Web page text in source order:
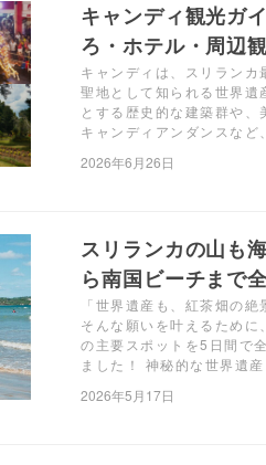
キャンディ観光ガ
ろ・ホテル・周辺
キャンディは、スリラン
聖地として知られる世界
とする歴史的な建築群や
キャンディアンダンスなど
2026年6月26日
スリランカの山も
ら南国ビーチまで
「世界遺産も、紅茶畑の
そんな願いを叶えるために
の主要スポットを5日間で
ました！ 神秘的な世界遺
2026年5月17日